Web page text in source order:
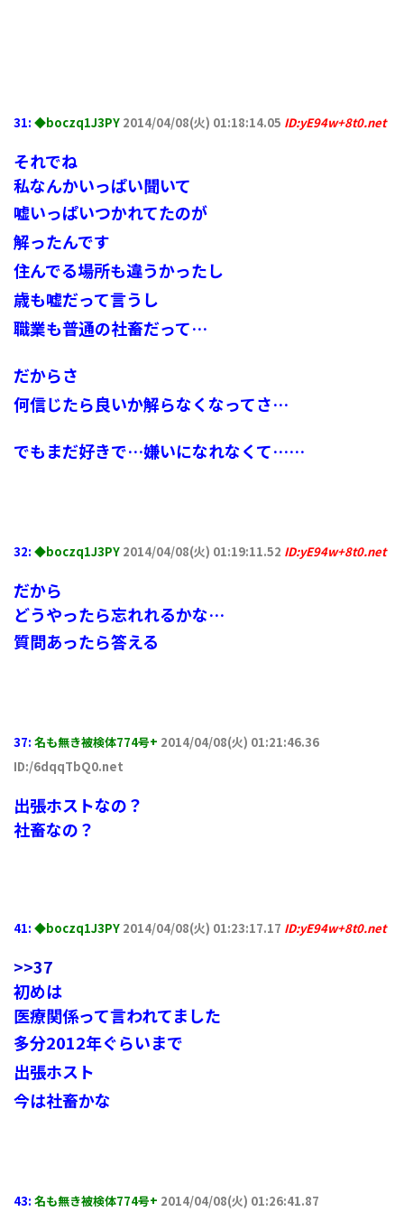
31: ◆boczq1J3PY 2014/04/08(火) 01:18:14.05 ID:yE94w+8t0.net
それでね
私なんかいっぱい聞いて
嘘いっぱいつかれてたのが
解ったんです
住んでる場所も違うかったし
歳も嘘だって言うし
職業も普通の社畜だって…
だからさ
何信じたら良いか解らなくなってさ…
でもまだ好きで…嫌いになれなくて……
32: ◆boczq1J3PY 2014/04/08(火) 01:19:11.52 ID:yE94w+8t0.net
だから
どうやったら忘れれるかな…
質問あったら答える
37: 名も無き被検体774号+ 2014/04/08(火) 01:21:46.36
ID:/6dqqTbQ0.net
出張ホストなの？
社畜なの？
41: ◆boczq1J3PY 2014/04/08(火) 01:23:17.17 ID:yE94w+8t0.net
>>37
初めは
医療関係って言われてました
多分2012年ぐらいまで
出張ホスト
今は社畜かな
43: 名も無き被検体774号+ 2014/04/08(火) 01:26:41.87